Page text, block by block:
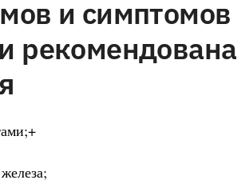
и симптомов
рекомендована